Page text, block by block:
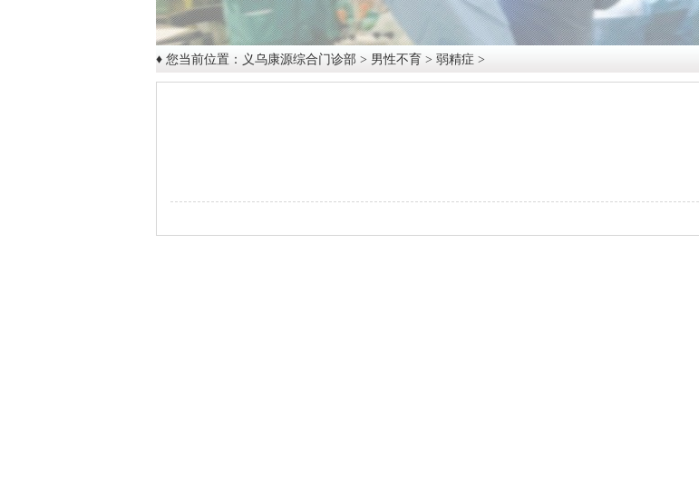
♦ 您当前位置： 义乌康源综合门诊部 > 男性不育 > 弱精症 >